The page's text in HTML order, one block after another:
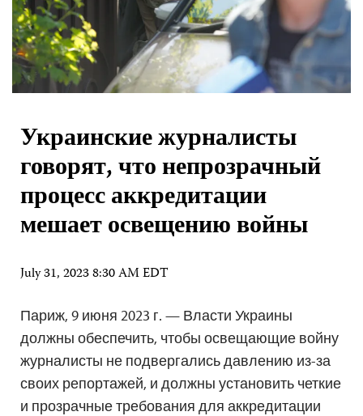
Украинские журналисты
говорят, что непрозрачный
процесс аккредитации
мешает освещению войны
July 31, 2023 8:30 AM EDT
Париж, 9 июня 2023 г. — Власти Украины
должны обеспечить, чтобы освещающие войну
журналисты не подвергались давлению из-за
своих репортажей, и должны установить четкие
и прозрачные требования для аккредитации